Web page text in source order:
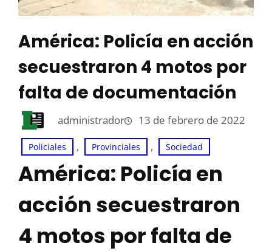
América: Policía en acción
secuestraron 4 motos por
falta de documentación
administrador 13 de febrero de 2022
Policiales , Provinciales , Sociedad
América: Policía en
acción secuestraron
4 motos por falta de